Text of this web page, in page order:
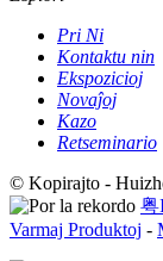
Pri Ni
Kontaktu nin
Ekspozicioj
Novaĵoj
Kazo
Retseminario
© Kopirajto -
粤
Varmaj Produktoj -